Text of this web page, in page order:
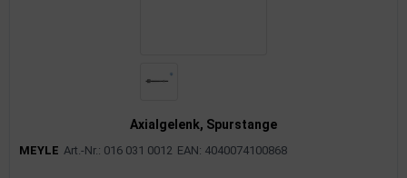
Axialgelenk, Spurstange
MEYLE Art.-Nr.: 016 031 0012 EAN: 4040074100868